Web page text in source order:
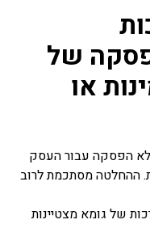
של
או
הפסקה עבור העסק
ההחלטה מסתכמת לרוב
של גומא מצטיינות